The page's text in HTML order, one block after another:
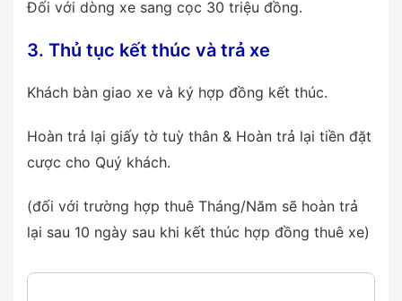
Đối với dòng xe sang cọc 30 triệu đồng.
3. Thủ tục kết thúc và trả xe
Khách bàn giao xe và ký hợp đồng kết thúc.
Hoàn trả lại giấy tờ tuỳ thân & Hoàn trả lại tiền đặt
cược cho Quý khách.
(đối với trường hợp thuê Tháng/Năm sẽ hoàn trả
lại sau 10 ngày sau khi kết thúc hợp đồng thuê xe)